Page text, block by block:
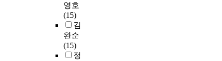
영호
(15)
김
완순
(15)
정